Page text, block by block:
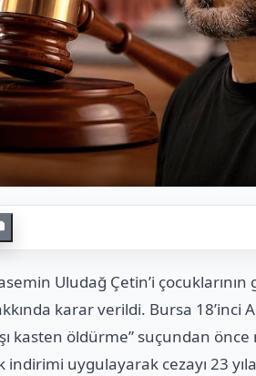
Uludağ Çetin’i
karar verildi. Bursa 18’inci
kasten öldürme” suçundan
indirimi uygulayarak cezayı 23